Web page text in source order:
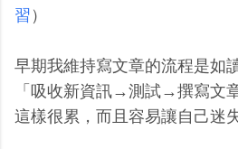
習）
早期我維持寫文章的流程是如
「吸收新資訊→測試→撰寫文
這樣很累，而且容易讓自己迷失